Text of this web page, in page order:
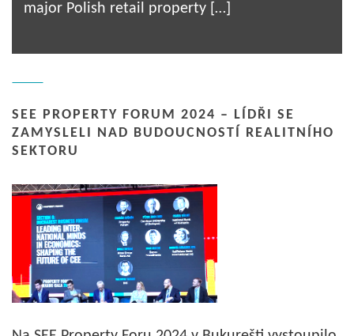
major Polish retail property […]
SEE PROPERTY FORUM 2024 – LÍDŘI SE
ZAMYSLELI NAD BUDOUCNOSTÍ REALITNÍHO
SEKTORU